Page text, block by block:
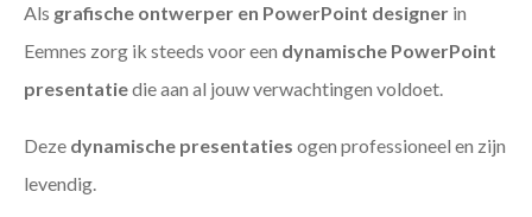
Als grafische ontwerper en PowerPoint designer in
Eemnes zorg ik steeds voor een dynamische PowerPoint
presentatiedie aan al jouw verwachtingen voldoet.
Deze dynamische presentaties ogen professioneel en zijn
levendig.